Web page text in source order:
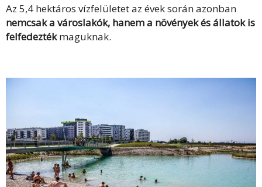
Az 5,4 hektáros vízfelületet az évek során azonban
nemcsak a városlakók, hanem a növények és állatok is
felfedeztékmaguknak.